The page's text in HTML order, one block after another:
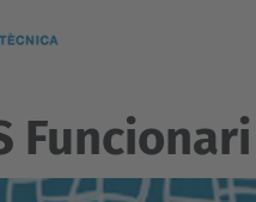
Funcionari